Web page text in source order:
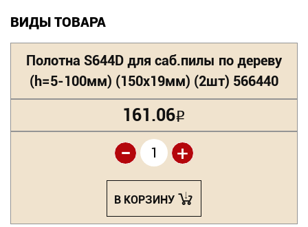
ВИДЫ ТОВАРА
Полотна S644D для саб.пилы по дереву
(h=5-100мм) (150х19мм) (2шт) 566440
161.06Р
+
-
В КОРЗИНУ